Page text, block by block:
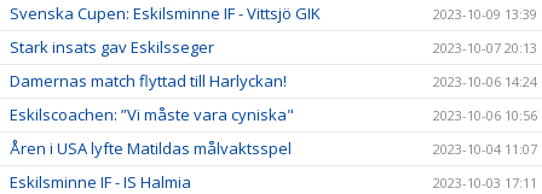
Svenska Cupen: Eskilsminne IF - Vittsjö GIK 2023-10-09 13:39
Stark insats gav Eskilsseger 2023-10-07 20:13
Damernas match flyttad till Harlyckan! 2023-10-06 14:24
Eskilscoachen: ”Vi måste vara cyniska" 2023-10-06 10:56
Åren i USA lyfte Matildas målvaktsspel 2023-10-04 11:07
Eskilsminne IF - IS Halmia 2023-10-03 17:11